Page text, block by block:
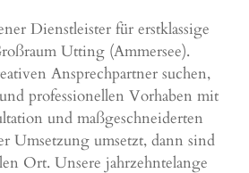
Dienstleister für erstklassige
Utting (Ammersee).
Ansprechpartner suchen,
professionellen Vorhaben mit
und maßgeschneiderten
Umsetzung umsetzt, dann sind
Ort. Unsere jahrzehntelange